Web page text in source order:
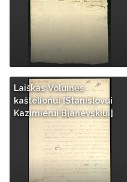
Laiškas Voluinės
kaštelionui [Stanislovui
Kazimierui Bianevskiui]